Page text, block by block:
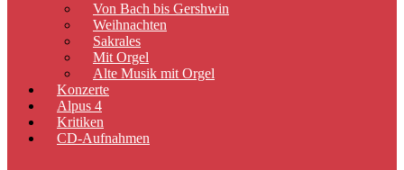
Von Bach bis Gershwin
Weihnachten
Sakrales
Mit Orgel
Alte Musik mit Orgel
Konzerte
Alpus 4
Kritiken
CD-Aufnahmen